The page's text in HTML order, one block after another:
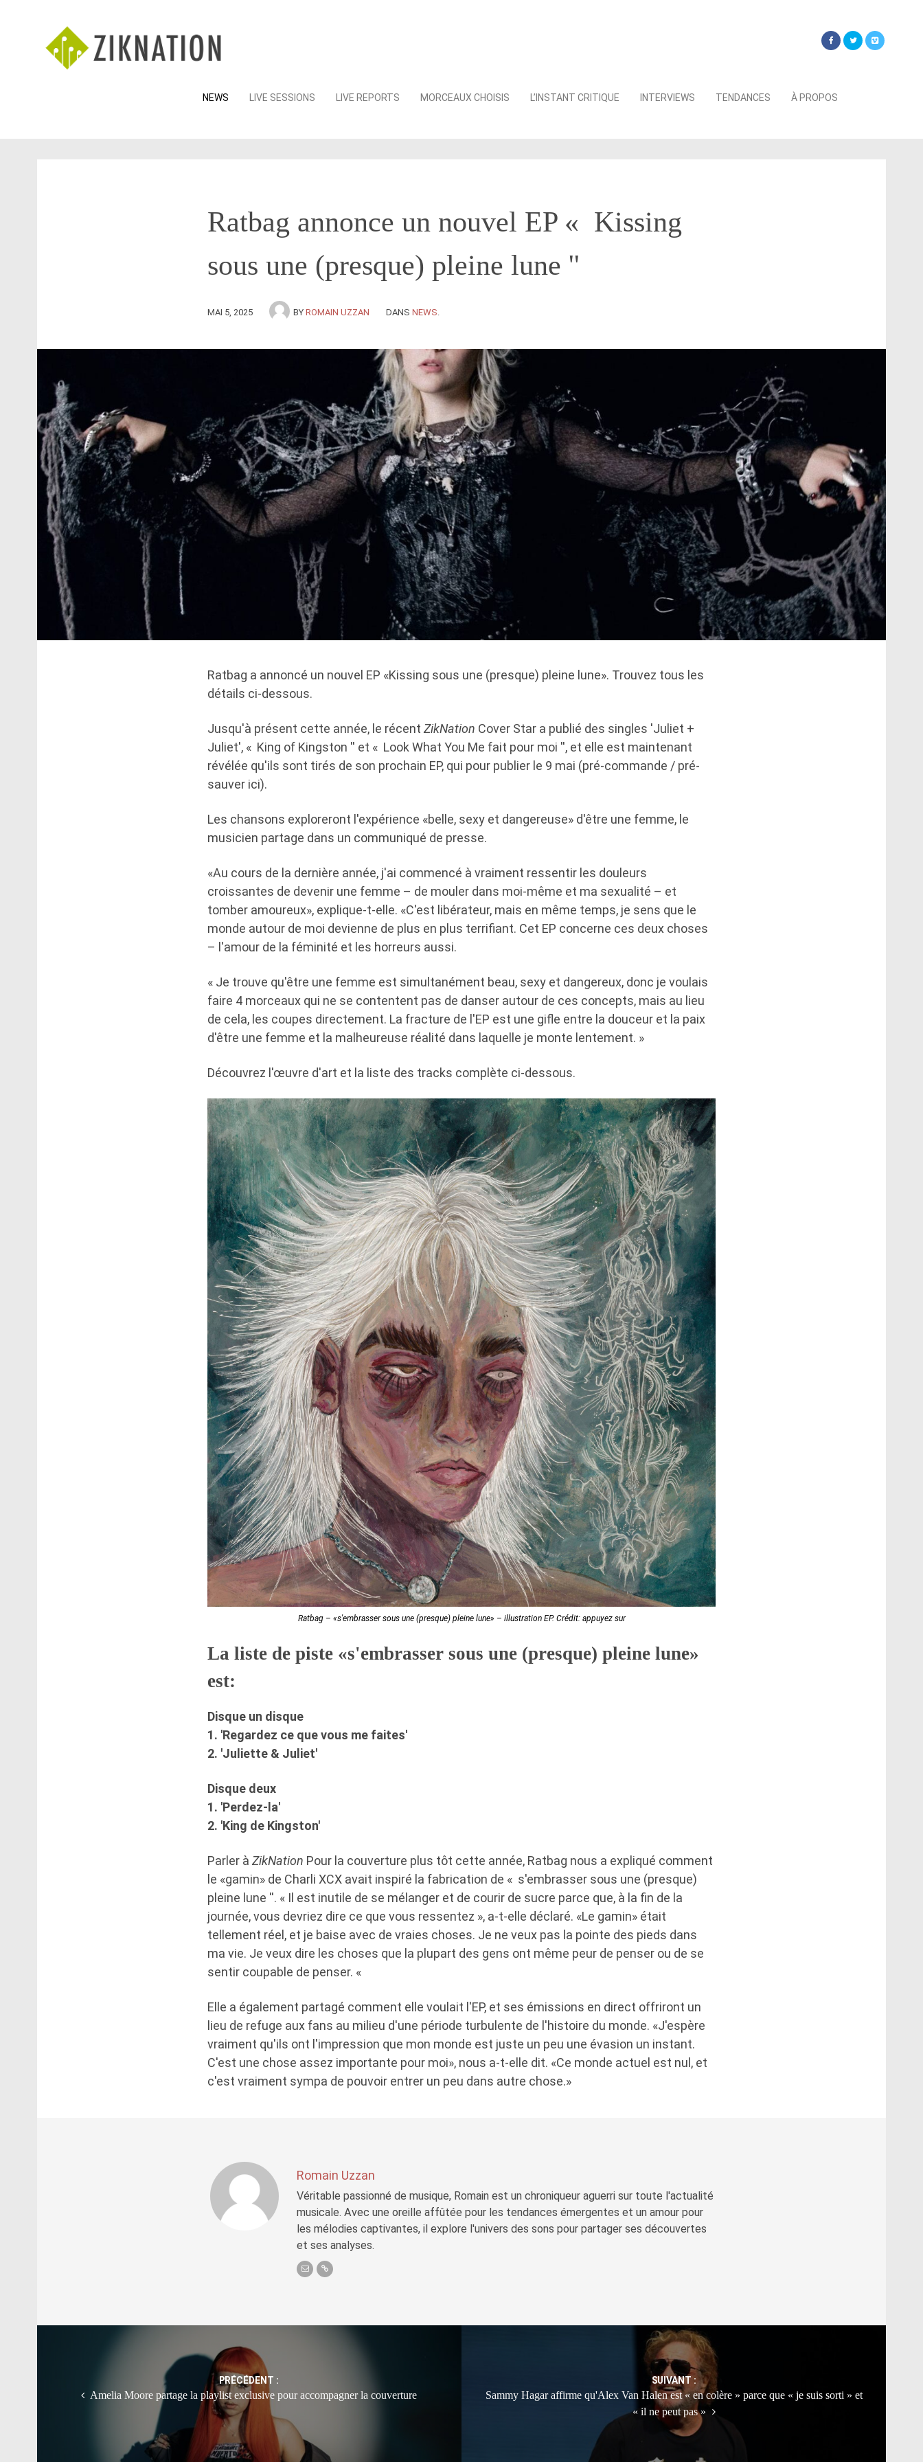
Skip
NEWS LIVE SESSIONS LIVE REPORTS MORCEAUX CHOISIS L’INSTANT CRITIQUE INTERVIEWS TENDANCES À PROPOS
Ratbag annonce un nouvel EP « Kissing
sous une (presque) pleine lune ''
MAI 5, 2025 BY ROMAIN UZZAN DANS NEWS
Ratbag a annoncé un nouvel EP «Kissing sous une (presque) pleine lune». Trouvez tous les
détails ci-dessous.
Jusqu'à présent cette année, le récent ZikNation Cover Star a publié des singles 'Juliet +
Juliet', « King of Kingston '' et « Look What You Me fait pour moi '', et elle est maintenant
révélée qu'ils sont tirés de son prochain EP, qui pour publier le 9 mai (pré-commande / pré-
sauver ici).
Les chansons exploreront l'expérience «belle, sexy et dangereuse» d'être une femme, le
musicien partage dans un communiqué de presse.
«Au cours de la dernière année, j'ai commencé à vraiment ressentir les douleurs
croissantes de devenir une femme – de mouler dans moi-même et ma sexualité – et
tomber amoureux», explique-t-elle. «C'est libérateur, mais en même temps, je sens que le
monde autour de moi devienne de plus en plus terrifiant. Cet EP concerne ces deux choses
– l'amour de la féminité et les horreurs aussi.
« Je trouve qu'être une femme est simultanément beau, sexy et dangereux, donc je voulais
faire 4 morceaux qui ne se contentent pas de danser autour de ces concepts, mais au lieu
de cela, les coupes directement. La fracture de l'EP est une gifle entre la douceur et la paix
d'être une femme et la malheureuse réalité dans laquelle je monte lentement. »
Découvrez l'œuvre d'art et la liste des tracks complète ci-dessous.
Ratbag – «s'embrasser sous une (presque) pleine lune» – illustration EP. Crédit: appuyez sur
La liste de piste «s'embrasser sous une (presque) pleine lune»
est:
Disque un disque
1. 'Regardez ce que vous me faites'
2. 'Juliette & Juliet'
Disque deux
1. 'Perdez-la'
2. 'King de Kingston'
Parler à ZikNation Pour la couverture plus tôt cette année, Ratbag nous a expliqué comment
le «gamin» de Charli XCX avait inspiré la fabrication de « s'embrasser sous une (presque)
pleine lune ''. « Il est inutile de se mélanger et de courir de sucre parce que, à la fin de la
journée, vous devriez dire ce que vous ressentez », a-t-elle déclaré. «Le gamin» était
tellement réel, et je baise avec de vraies choses. Je ne veux pas la pointe des pieds dans
ma vie. Je veux dire les choses que la plupart des gens ont même peur de penser ou de se
sentir coupable de penser. «
Elle a également partagé comment elle voulait l'EP, et ses émissions en direct offriront un
lieu de refuge aux fans au milieu d'une période turbulente de l'histoire du monde. «J'espère
vraiment qu'ils ont l'impression que mon monde est juste un peu une évasion un instant.
C'est une chose assez importante pour moi», nous a-t-elle dit. «Ce monde actuel est nul, et
c'est vraiment sympa de pouvoir entrer un peu dans autre chose.»
Romain Uzzan
Véritable passionné de musique, Romain est un chroniqueur aguerri sur toute l'actualité
musicale. Avec une oreille affûtée pour les tendances émergentes et un amour pour
les mélodies captivantes, il explore l'univers des sons pour partager ses découvertes
et ses analyses.
PRÉCÉDENT :
Amelia Moore partage la playlist exclusive pour accompagner la couverture
SUIVANT :
Sammy Hagar affirme qu'Alex Van Halen est « en colère » parce que « je suis sorti » et
« il ne peut pas »